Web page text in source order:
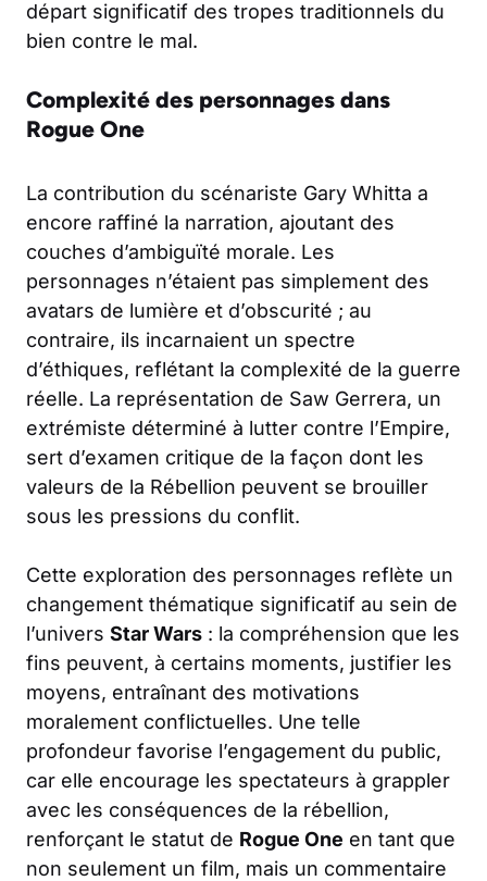
départ significatif des tropes traditionnels du
bien contre le mal.
Complexité des personnages dans
Rogue One
La contribution du scénariste Gary Whitta a
encore raffiné la narration, ajoutant des
couches d’ambiguïté morale. Les
personnages n’étaient pas simplement des
avatars de lumière et d’obscurité ; au
contraire, ils incarnaient un spectre
d’éthiques, reflétant la complexité de la guerre
réelle. La représentation de Saw Gerrera, un
extrémiste déterminé à lutter contre l’Empire,
sert d’examen critique de la façon dont les
valeurs de la Rébellion peuvent se brouiller
sous les pressions du conflit.
Cette exploration des personnages reflète un
changement thématique significatif au sein de
l’univers Star Wars : la compréhension que les
fins peuvent, à certains moments, justifier les
moyens, entraînant des motivations
moralement conflictuelles. Une telle
profondeur favorise l’engagement du public,
car elle encourage les spectateurs à grappler
avec les conséquences de la rébellion,
renforçant le statut de Rogue One en tant que
non seulement un film, mais un commentaire